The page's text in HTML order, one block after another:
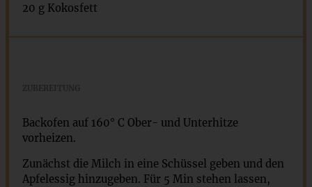
20 gKokosfett
Backofen auf 160° C Ober- und Unterhitze
vorheizen.
Zunächst die Milch in eine Schüssel geben und den
Apfelessig hinzugeben. Für 5 Min stehen lassen,